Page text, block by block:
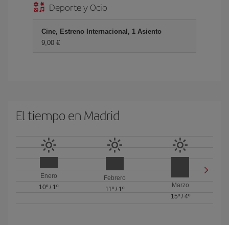
Deporte y Ocio
Cine, Estreno Internacional, 1 Asiento
9,00 €
El tiempo en Madrid
Enero
10º / 1º
Febrero
11º/ 1º
Marzo
15º/ 4º